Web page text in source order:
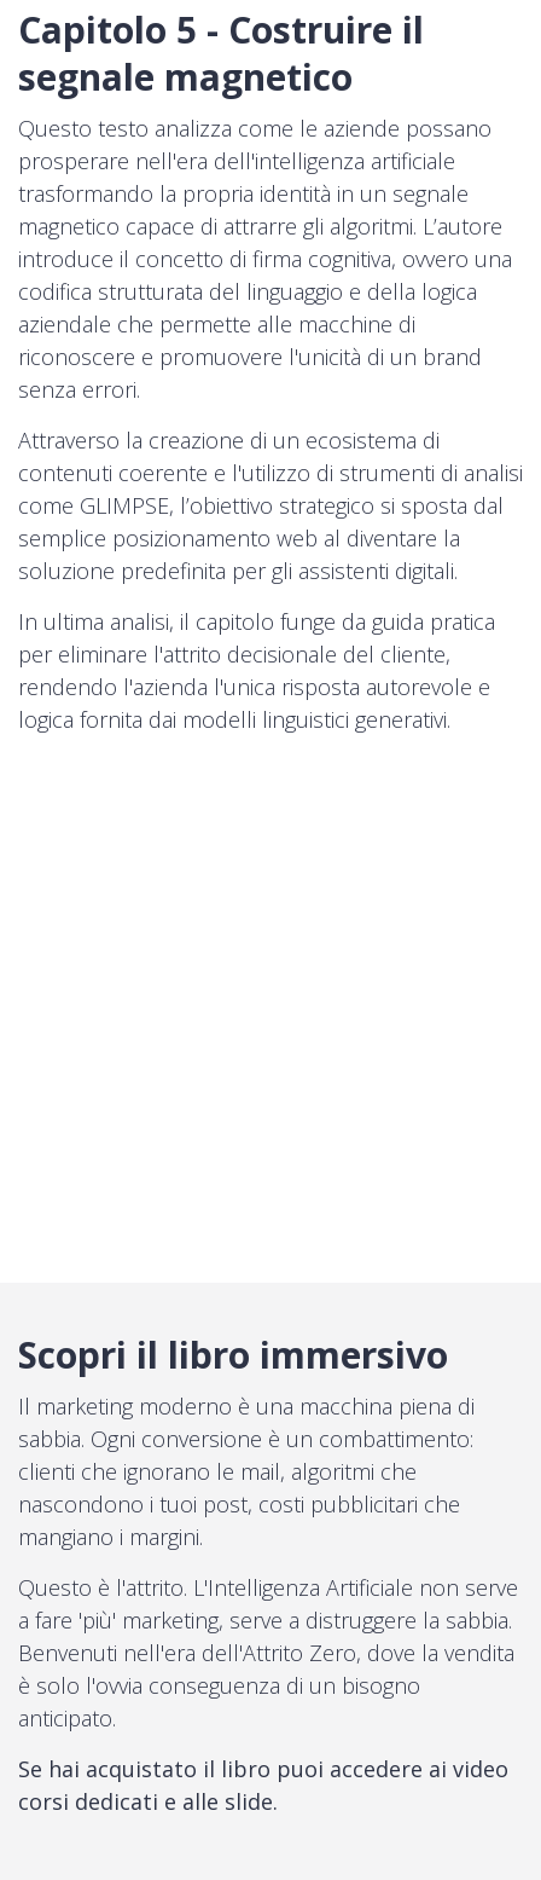
Capitolo 5 - Costruire il
segnale magnetico
Questo testo analizza come le aziende possano
prosperare nell'era dell'intelligenza artificiale
trasformando la propria identità in un segnale
magnetico capace di attrarre gli algoritmi. L’autore
introduce il concetto di firma cognitiva, ovvero una
codifica strutturata del linguaggio e della logica
aziendale che permette alle macchine di
riconoscere e promuovere l'unicità di un brand
senza errori.
Attraverso la creazione di un ecosistema di
contenuti coerente e l'utilizzo di strumenti di analisi
come GLIMPSE, l’obiettivo strategico si sposta dal
semplice posizionamento web al diventare la
soluzione predefinita per gli assistenti digitali.
In ultima analisi, il capitolo funge da guida pratica
per eliminare l'attrito decisionale del cliente,
rendendo l'azienda l'unica risposta autorevole e
logica fornita dai modelli linguistici generativi.
Scopri il libro immersivo
Il marketing moderno è una macchina piena di
sabbia. Ogni conversione è un combattimento:
clienti che ignorano le mail, algoritmi che
nascondono i tuoi post, costi pubblicitari che
mangiano i margini.
Questo è l'attrito. L'Intelligenza Artificiale non serve
a fare 'più' marketing, serve a distruggere la sabbia.
Benvenuti nell'era dell'Attrito Zero, dove la vendita
è solo l'ovvia conseguenza di un bisogno
anticipato.
Se hai acquistato il libro puoi accedere ai video
corsi dedicati e alle slide.